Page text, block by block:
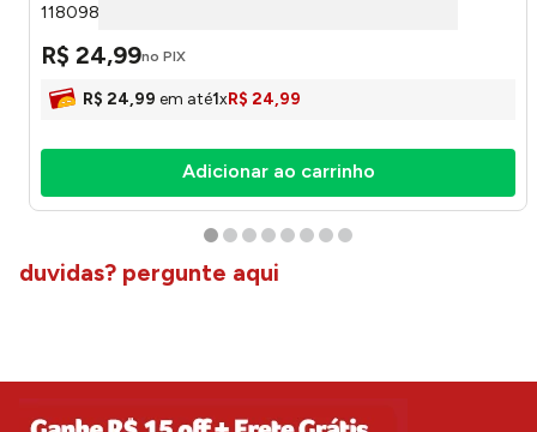
118098249999 - Camesa
R$ 24,99no PIX
R$ 24,99 em até1xR$ 24,99
Adicionar ao carrinho
duvidas? pergunte aqui